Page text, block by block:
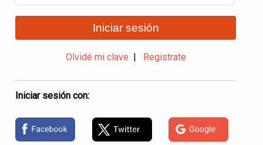
Iniciar sesión
Olvidé mi clave Registrate
Iniciar sesión con: